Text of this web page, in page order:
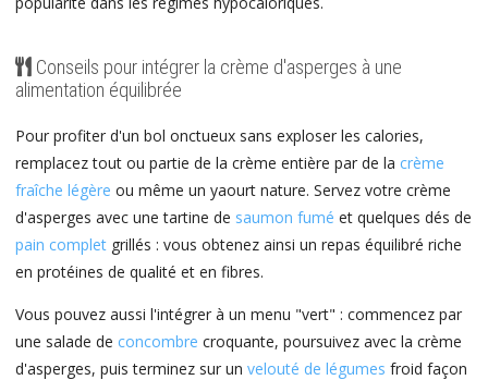
Conseils pour intégrer la crème d'asperges à une
alimentation équilibrée
Pour profiter d'un bol onctueux sans exploser les calories,
remplacez tout ou partie de la crème entière par de la crème
fraîche légère ou même un yaourt nature. Servez votre crème
d'asperges avec une tartine de saumon fumé et quelques dés de
pain complet grillés : vous obtenez ainsi un repas équilibré riche
en protéines de qualité et en fibres.
Vous pouvez aussi l'intégrer à un menu "vert" : commencez par
une salade de concombre croquante, poursuivez avec la crème
d'asperges, puis terminez sur un velouté de légumes froid façon